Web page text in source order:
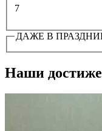
7
ДАЖЕ В
Наши